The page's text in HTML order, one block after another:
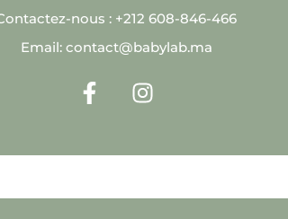
nous : +212 608-846-466
Email: contact@babylab.ma